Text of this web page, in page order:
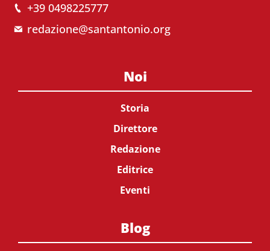
+39 0498225777
redazione@santantonio.org
Noi
Storia
Direttore
Redazione
Editrice
Eventi
Blog